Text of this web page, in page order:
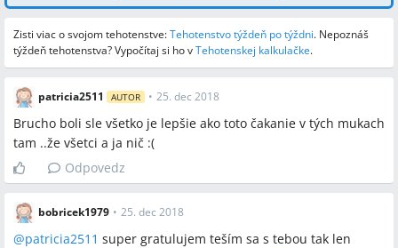
Zisti viac o svojom tehotenstve:Tehotenstvo týždeň po týždni. Nepoznáš
týždeň tehotenstva? Vypočítaj si ho vTehotenskej kalkulačke.
patricia2511 AUTOR • 25. dec 2018
Brucho boli sle všetko je lepšie ako toto čakanie v tých mukach
tam ..že všetci a ja nič :(
Odpovedz
bobricek1979 • 25. dec 2018
@patricia2511 super gratulujem teším sa s tebou tak len